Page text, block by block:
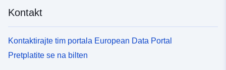
Kontakt
Kontaktirajte tim portala European Data Portal
Pretplatite se na bilten